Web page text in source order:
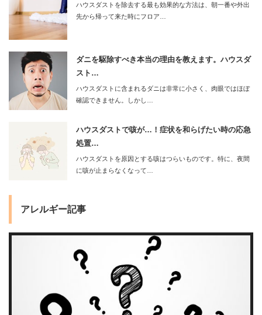
ハウスダストを除去する最も効果的な方法は、朝一番や外出
先から帰って来た時にフロア…
ダニを駆除すべき本当の理由を教えます。ハウスダ
スト…
ハウスダストに含まれるダニは非常に小さく、肉眼ではほぼ
確認できません。しかし…
ハウスダストで咳が…！症状を和らげたい時の応急
処置…
ハウスダストを原因とする咳はつらいものです。特に、夜間
に咳が止まらなくなって…
アレルギー記事